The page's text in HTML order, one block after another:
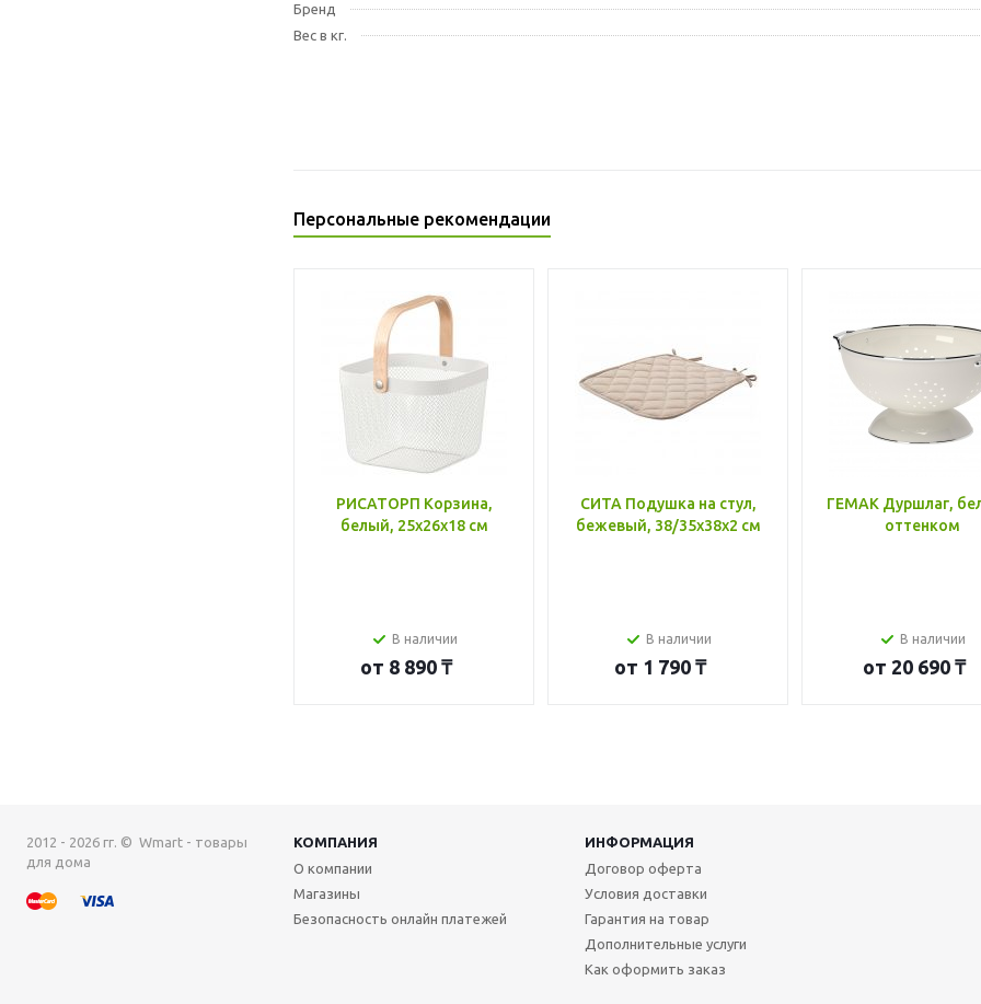
Бренд
Вес в кг.
Персональные рекомендации
РИСАТОРП Корзина,
белый, 25x26x18 см
В наличии
от 8 890 ₸
СИТА Подушка на стул,
бежевый, 38/35x38x2 см
В наличии
от 1 790 ₸
ГЕМАК Дуршлаг,
оттенком
В наличии
от 20 690 ₸
2012 - 2026 гг. © Wmart - товары
для дома
КОМПАНИЯ
ИНФОРМАЦИЯ
О компании
Магазины
Безопасность онлайн платежей
Договор оферта
Условия доставки
Гарантия на товар
Дополнительные услуги
Как оформить заказ